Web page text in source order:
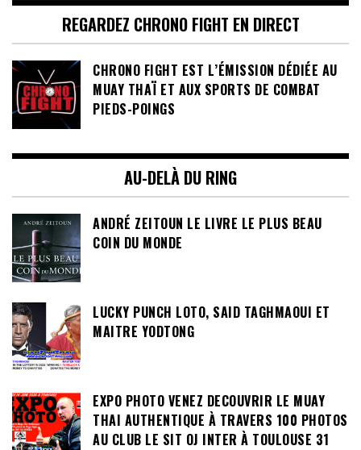
REGARDEZ CHRONO FIGHT EN DIRECT
CHRONO FIGHT EST L’ÉMISSION DÉDIÉE AU
MUAY THAÏ ET AUX SPORTS DE COMBAT
PIEDS-POINGS
AU-DELÀ DU RING
ANDRÉ ZEITOUN LE LIVRE LE PLUS BEAU
COIN DU MONDE
LUCKY PUNCH LOTO, SAID TAGHMAOUI ET
MAITRE YODTONG
EXPO PHOTO VENEZ DECOUVRIR LE MUAY
THAI AUTHENTIQUE À TRAVERS 100 PHOTOS
AU CLUB LE SIT OJ INTER À TOULOUSE 31